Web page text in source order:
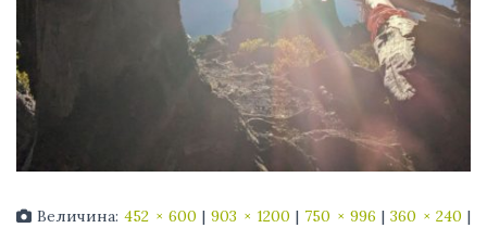
Величина:452 × 600 | 903 × 1200 | 750 × 996 | 360 × 240 |